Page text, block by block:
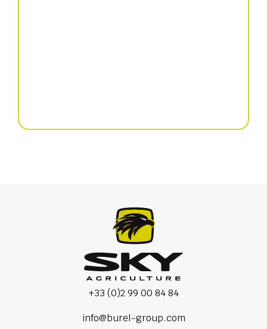
+33 (0)2 99 00 84 84
info@burel-group.com